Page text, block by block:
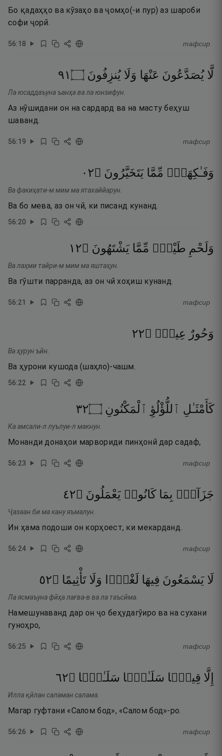
Бо қадаҳҳо ва кӯзаҳо ва ҷомҳо(-и пур) аз шароби
софи ҷорӣ.
56:18 тафсир
لَّا يُصَدَّعُونَ عَنْهَا وَلَا يُنزِفُونَ ۝١٩
Ла юсаддаъуна ъанҳа ва ла юнзифун.
Аз нӯшидани он на сардард ва на масту беҳуш
шаванд.
56:19 тафсир
وَفَـٰكِهَةٍۢ مِّمَّا يَتَخَيَّرُونَ ۝٢٠
Ва факиҳати-м мим ма ятахаййарун.
Ва бо мева, аз он чӣ, ки писанд кунанд.
56:20
وَلَحْمِ طَيْرٍۢ مِّمَّا يَشْتَهُونَ ۝٢١
Ва лаҳми тайри-м мим ма яштаҳун.
Ва гӯшти парранда, аз он чӣ хоҳиш кунанд.
56:21 тафсир
وَحُورٌ عِينٌۭ ۝٢٢
Ва ҳурун ъӣн.
Ва ҳурони кушода (шаҳло)-чашм.
56:22
كَأَمْثَـٰلِ ٱللُّؤْلُؤِ ٱلْمَكْنُونِ ۝٢٣
Ка амсали-л луълуи-л макнун.
Монанди донаҳои марвориди пинҳонӣ дар садаф,
56:23 тафсир
جَزَآءًۢ بِمَا كَانُوا۟ يَعْمَلُونَ ۝٢٤
Ҷазаан би ма кану яъмалун.
Ин ҳама подоши он корҳоест, ки мекарданд.
56:24 тафсир
لَا يَسْمَعُونَ فِيهَا لَغْوًۭا وَلَا تَأْثِيمًا ۝٢٥
Ла ясмаъуна фӣҳа лағва-в ва ла таъсӣма.
Намешунаванд дар он ҷо беҳудагӯиро ва на сухани
гуноҳро,
56:25 тафсир
إِلَّا قِيلًۭا سَلَـٰمًۭا سَلَـٰمًۭا ۝٢٦
Илла қӣлан саламан салама.
Магар гуфтани «Салом бод», «Салом бод»-ро.
56:26 тафсир